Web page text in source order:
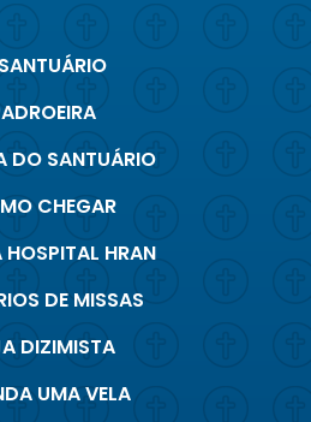
DO SANTUÁRIO
CHEGAR
HOSPITAL HRAN
DE MISSAS
DIZIMISTA
UMA VELA